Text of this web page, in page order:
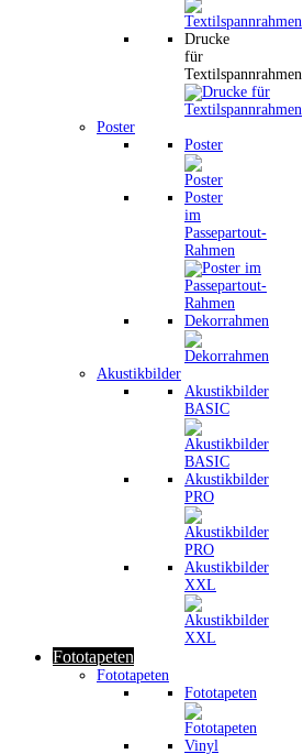
Drucke
für
Textilspannrahmen
Poster
Poster
Poster
im
Passepartout-
Rahmen
Dekorrahmen
Akustikbilder
Akustikbilder
BASIC
Akustikbilder
PRO
Akustikbilder
XXL
Fototapeten
Fototapeten
Fototapeten
Vinyl